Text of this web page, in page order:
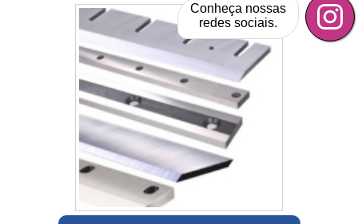
Conheça nossas
redes sociais.